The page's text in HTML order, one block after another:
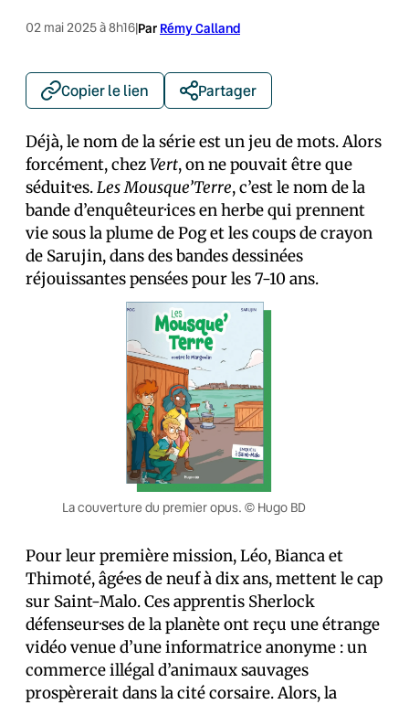
02 mai 2025 à 8h16|Par Rémy Calland
Copier le lien Partager
Déjà, le nom de la série est un jeu de mots. Alors
forcément, chezVert, on ne pouvait être que
séduit·es.Les Mousque’Terre, c’est le nom de la
bande d’enquêteur·ices en herbe qui prennent
vie sous la plume de Pog et les coups de crayon
de Sarujin, dans des bandes dessinées
réjouissantes pensées pour les 7-10 ans.
La couverture du premier opus. © Hugo BD
Pour leur première mission, Léo, Bianca et
Thimoté, âgé·es de neuf à dix ans, mettent le cap
sur Saint-Malo. Ces apprentis Sherlock
défenseur·ses de la planète ont reçu une étrange
vidéo venue d’une informatrice anonyme : un
commerce illégal d’animaux sauvages
prospèrerait dans la cité corsaire. Alors, la